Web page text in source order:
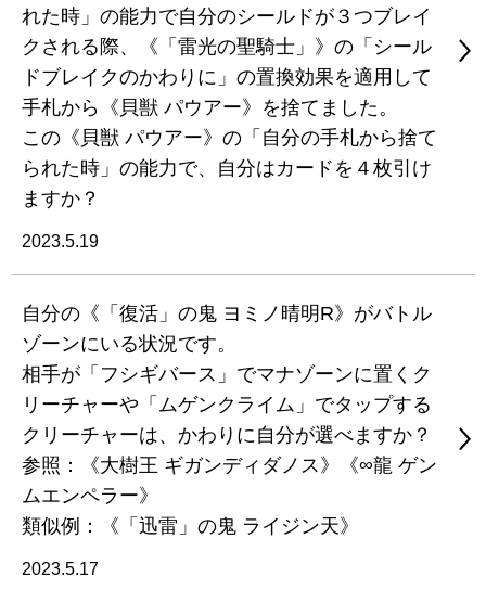
れた時」の能力で自分のシールドが３つブレイ
クされる際、《「雷光の聖騎士」》の「シール
ドブレイクのかわりに」の置換効果を適用して
手札から《貝獣 パウアー》を捨てました。
この《貝獣 パウアー》の「自分の手札から捨て
られた時」の能力で、自分はカードを４枚引け
ますか？
2023.5.19
自分の《「復活」の鬼 ヨミノ晴明R》がバトル
ゾーンにいる状況です。
相手が「フシギバース」でマナゾーンに置くク
リーチャーや「ムゲンクライム」でタップする
クリーチャーは、かわりに自分が選べますか？
参照：《大樹王 ギガンディダノス》《∞龍 ゲン
ムエンペラー》
類似例：《「迅雷」の鬼 ライジン天》
2023.5.17